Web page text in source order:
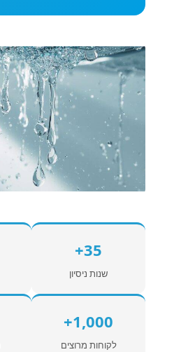
35+
שנות ניסיון
1,000+
לקוחות מרוצים